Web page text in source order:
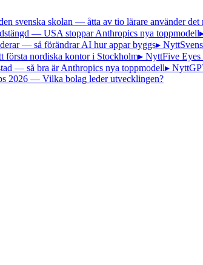
svenska skolan — åtta av tio lärare använder det
— USA stoppar Anthropics nya toppmodell
— så förändrar AI hur appar byggs▸ Nytt
första nordiska kontor i Stockholm▸ NyttFive Eyes
— så bra är Anthropics nya toppmodell▸ Nytt
2026 — Vilka bolag leder utvecklingen?